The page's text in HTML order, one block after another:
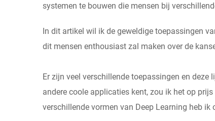
systemen te bouwen die mensen bij
In dit artikel wil ik de geweldige toepassingen
dit mensen enthousiast zal maken over de
Er zijn veel verschillende toepassingen en
andere coole applicaties kent, zou ik het op
verschillende vormen van Deep Learning heb ik